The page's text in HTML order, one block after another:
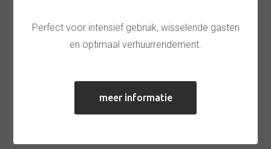
Perfect voor intensief gebruik, wisselende gasten
en optimaal verhuurrendement.
meer informatie